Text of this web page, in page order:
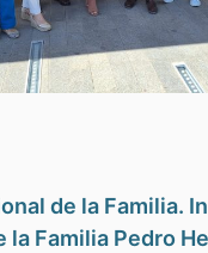
de la Familia.
la Familia Pedro